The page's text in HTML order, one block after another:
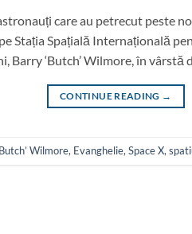
care au petrecut peste
Stația Spațială Internațională
Barry ‘Butch’ Wilmore, în vârstă
CONTINUE READING →
Wilmore, Evanghelie, Space X,